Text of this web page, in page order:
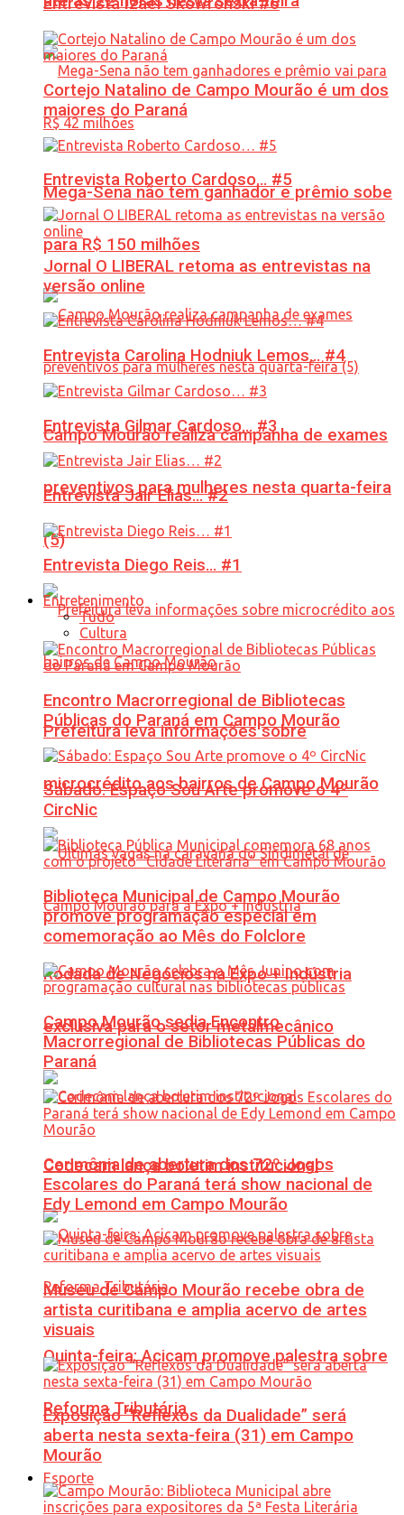
Mega-Sena não tem ganhador e prêmio sobe
para R$ 150 milhões
Campo Mourão realiza campanha de exames
preventivos para mulheres nesta quarta-feira
(5)
Prefeitura leva informações sobre
microcrédito aos bairros de Campo Mourão
Rodada de Negócios na Expo + Indústria
exclusiva para o setor metalmecânico
Codecam lança boletim institucional
Quinta-feira: Acicam promove palestra sobre
Reforma Tributária
Esporte
Cortejo Natalino de Campo Mourão é um dos
maiores do Paraná
Entrevista Roberto Cardoso… #5
Jornal O LIBERAL retoma as entrevistas na
versão online
Entrevista Carolina Hodniuk Lemos… #4
Entrevista Gilmar Cardoso… #3
Entrevista Jair Elias… #2
Entrevista Diego Reis… #1
Entretenimento
Tudo
Cultura
Encontro Macrorregional de Bibliotecas
Públicas do Paraná em Campo Mourão
Sábado: Espaço Sou Arte promove o 4º
CircNic
Biblioteca Municipal de Campo Mourão
promove programação especial em
comemoração ao Mês do Folclore
Campo Mourão sedia Encontro
Macrorregional de Bibliotecas Públicas do
Paraná
Cerimônia de abertura dos 72º Jogos
Escolares do Paraná terá show nacional de
Edy Lemond em Campo Mourão
Museu de Campo Mourão recebe obra de
artista curitibana e amplia acervo de artes
visuais
Exposição “Reflexos da Dualidade” será
aberta nesta sexta-feira (31) em Campo
Mourão